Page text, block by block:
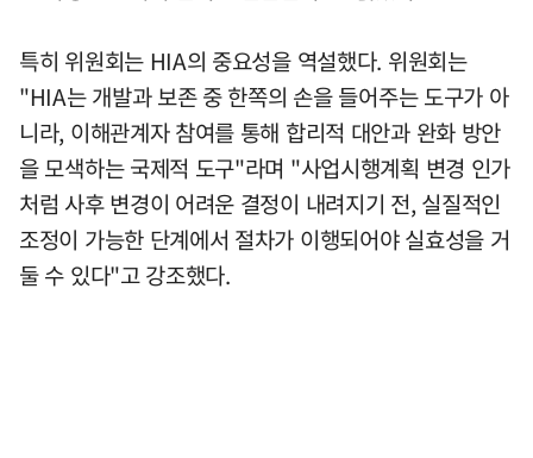
특히 위원회는 HIA의 중요성을 역설했다. 위원회는
"HIA는 개발과 보존 중 한쪽의 손을 들어주는 도구가 아
니라, 이해관계자 참여를 통해 합리적 대안과 완화 방안
을 모색하는 국제적 도구"라며 "사업시행계획 변경 인가
처럼 사후 변경이 어려운 결정이 내려지기 전, 실질적인
조정이 가능한 단계에서 절차가 이행되어야 실효성을 거
둘 수 있다"고 강조했다.